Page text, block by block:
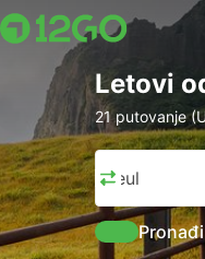
Letovi
21 putovanje
Seul